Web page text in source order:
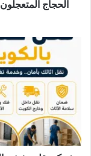
الحجاج